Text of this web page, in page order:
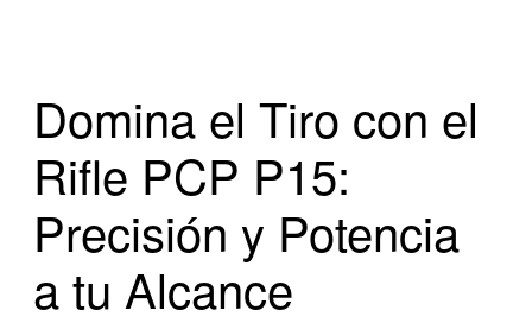
Domina el Tiro con el
Rifle PCP P15:
Precisión y Potencia
a tu Alcance